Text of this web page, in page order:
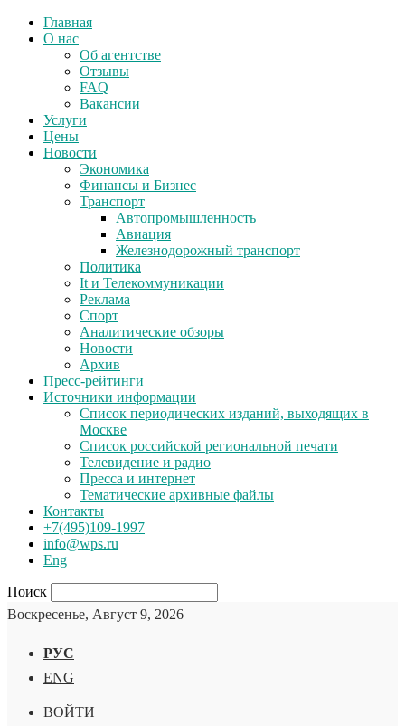
Главная
О нас
Об агентстве
Отзывы
FAQ
Вакансии
Услуги
Цены
Новости
Экономика
Финансы и Бизнес
Транспорт
Автопромышленность
Авиация
Железнодорожный транспорт
Политика
It и Телекоммуникации
Реклама
Спорт
Аналитические обзоры
Новости
Архив
Пресс-рейтинги
Источники информации
Список периодических изданий, выходящих в
Москве
Список российской региональной печати
Телевидение и радио
Пресса и интернет
Тематические архивные файлы
Контакты
+7(495)109-1997
info@wps.ru
Eng
Поиск
Воскресенье, Август 9, 2026
РУС
ENG
ВОЙТИ